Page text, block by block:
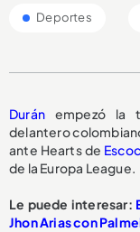
Deportes
Durán empezó la
delantero
ante Hearts de
de la Europa League.
Le puede interesar:
Jhon Arias con